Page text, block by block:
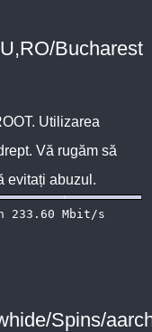
Bucharest
. Utilizarea
Vă rugăm să
evitați abuzul.
Spins/